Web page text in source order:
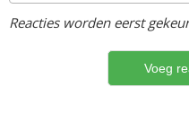
Reacties worden eerst